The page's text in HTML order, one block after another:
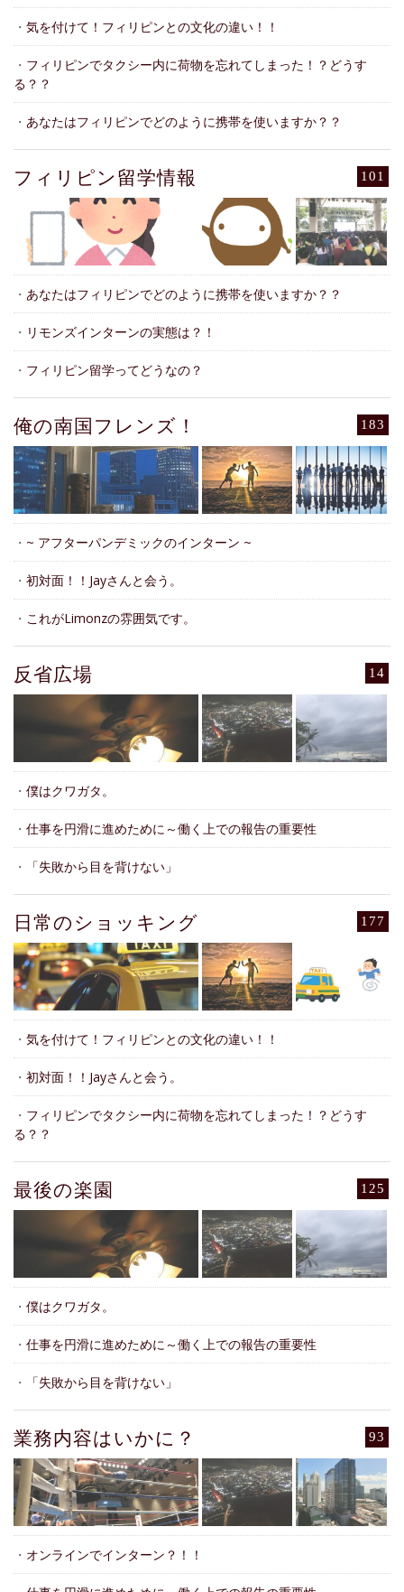
・ 気を付けて！フィリピンとの文化の違い！！
・ フィリピンでタクシー内に荷物を忘れてしまった！？どうす
る？？
・ あなたはフィリピンでどのように携帯を使いますか？？
101
フィリピン留学情報
・ あなたはフィリピンでどのように携帯を使いますか？？
・ リモンズインターンの実態は？！
・ フィリピン留学ってどうなの？
183
俺の南国フレンズ！
・ ~ アフターパンデミックのインターン ~
・ 初対面！！Jayさんと会う。
・ これがLimonzの雰囲気です。
14
反省広場
・ 僕はクワガタ。
・ 仕事を円滑に進めために～働く上での報告の重要性
・ 「失敗から目を背けない」
177
日常のショッキング
・ 気を付けて！フィリピンとの文化の違い！！
・ 初対面！！Jayさんと会う。
・ フィリピンでタクシー内に荷物を忘れてしまった！？どうす
る？？
125
最後の楽園
・ 僕はクワガタ。
・ 仕事を円滑に進めために～働く上での報告の重要性
・ 「失敗から目を背けない」
93
業務内容はいかに？
・ オンラインでインターン？！！